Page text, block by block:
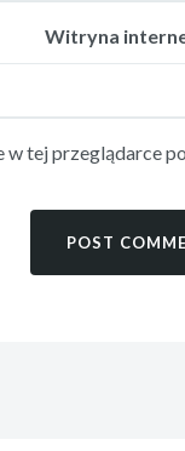
Witryna
w tej przeglądarce